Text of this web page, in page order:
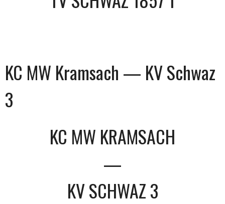
KC MW Kramsach — KV Schwaz
3
KC MW KRAMSACH
—
KV SCHWAZ 3